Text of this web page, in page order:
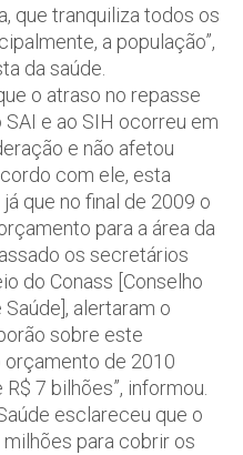
que tranquiliza todos os
a população”,
da saúde.
o atraso no repasse
e ao SIH ocorreu em
e não afetou
com ele, esta
que no final de 2009 o
para a área da
os secretários
do Conass [Conselho
alertaram o
sobre este
orçamento de 2010
7 bilhões”, informou.
esclareceu que o
para cobrir os